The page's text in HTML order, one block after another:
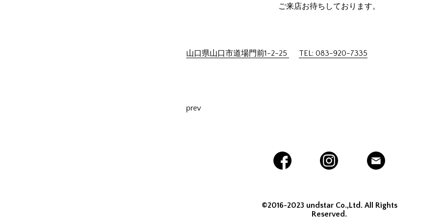
ご来店お待ちしております。
山口県山口市道場門前1-2-25 TEL: 083-920-7335
prev
©2016-2023 undstar Co.,Ltd. All Rights
Reserved.